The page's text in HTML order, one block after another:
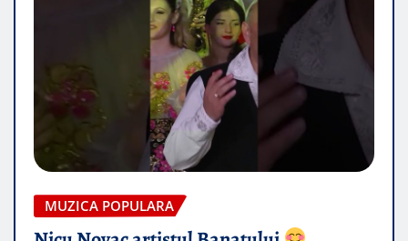
MUZICA POPULARA